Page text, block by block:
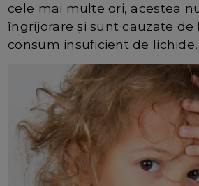
cele mai multe ori, acestea
îngrijorare și sunt cauzate de
consum insuficient de lichide,